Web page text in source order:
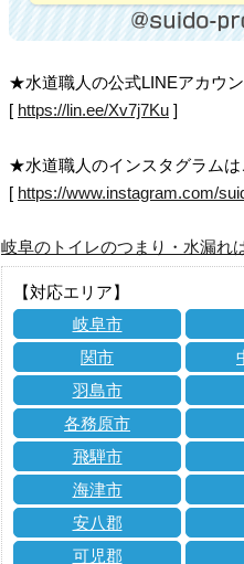
★水道職人の公式LINEアカウン
[ https://lin.ee/Xv7j7Ku ]
★水道職人のインスタグラムは
[ https://www.instagram.com/
岐阜のトイレのつまり・水漏れ
【対応エリア】
岐阜市
関市
羽島市
各務原市
飛騨市
海津市
安八郡
可児郡